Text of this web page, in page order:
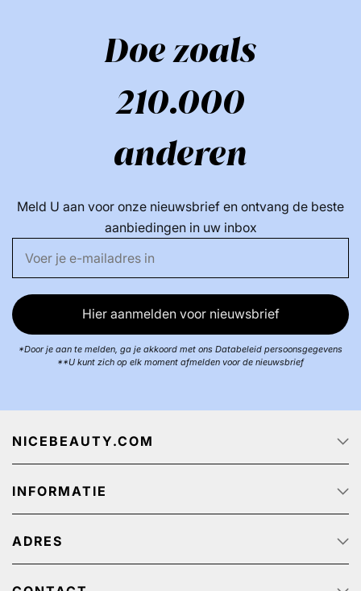
Doe zoals
210.000
anderen
Meld U aan voor onze nieuwsbrief en ontvang de beste
aanbiedingen in uw inbox
Hier aanmelden voor nieuwsbrief
*Door je aan te melden, ga je akkoord met ons Databeleid persoonsgegevens
**U kunt zich op elk moment afmelden voor de nieuwsbrief
NICEBEAUTY.COM
Startpagina
Over ons
Track & Trace
Reclame aanbiedingen
INFORMATIE
Klantenservice - Q & A
Privacy beleid
Algemene Voorwaarden
Retour
ADRES
NiceBeauty ApS